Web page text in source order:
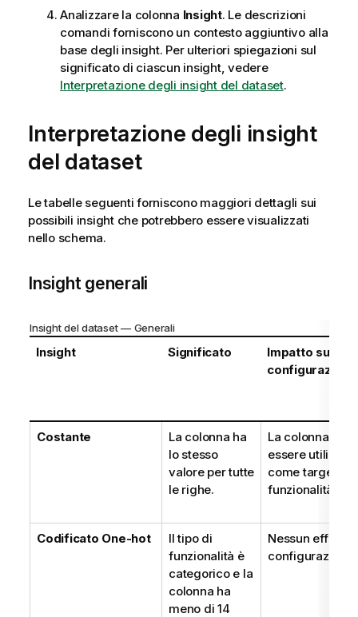
Analizzare la colonna Insight. Le descrizioni
comandi forniscono un contesto aggiuntivo alla
base degli insight. Per ulteriori spiegazioni sul
significato di ciascun insight, vedere
Interpretazione degli insight del dataset.
Interpretazione degli insight
del dataset
Le tabelle seguenti forniscono maggiori dettagli sui
possibili insight che potrebbero essere visualizzati
nello schema.
Insight generali
Insight del dataset — Generali
Insight Significato
Impatto sulla
configurazione
Costante
La colonna ha
lo stesso
valore per tutte
le righe.
La colonna non
essere utilizzata
come target o
funzionalità
Codificato One-hot
Il tipo di
funzionalità è
categorico e la
colonna ha
meno di 14
Nessun effetto
configurazione.